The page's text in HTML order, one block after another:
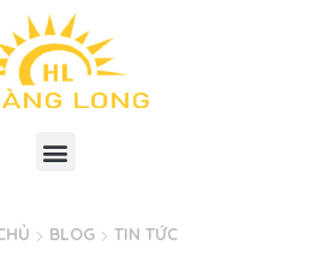
BLOG TIN TỨC